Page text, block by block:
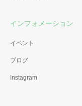
インフォメーション
イベント
ブログ
Instagram